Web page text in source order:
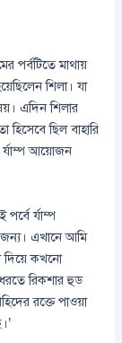
পর্বটিতে মাথায়
শিলা। যা
এদিন শিলার
হিসেবে ছিল বাহারি
র্যাম্প আয়োজন
র্যাম্প
এখানে আমি
দিয়ে কখনো
রিকশার হুড
রক্তে পাওয়া